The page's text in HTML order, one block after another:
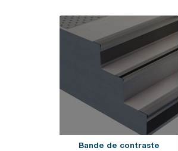
Bande de contraste